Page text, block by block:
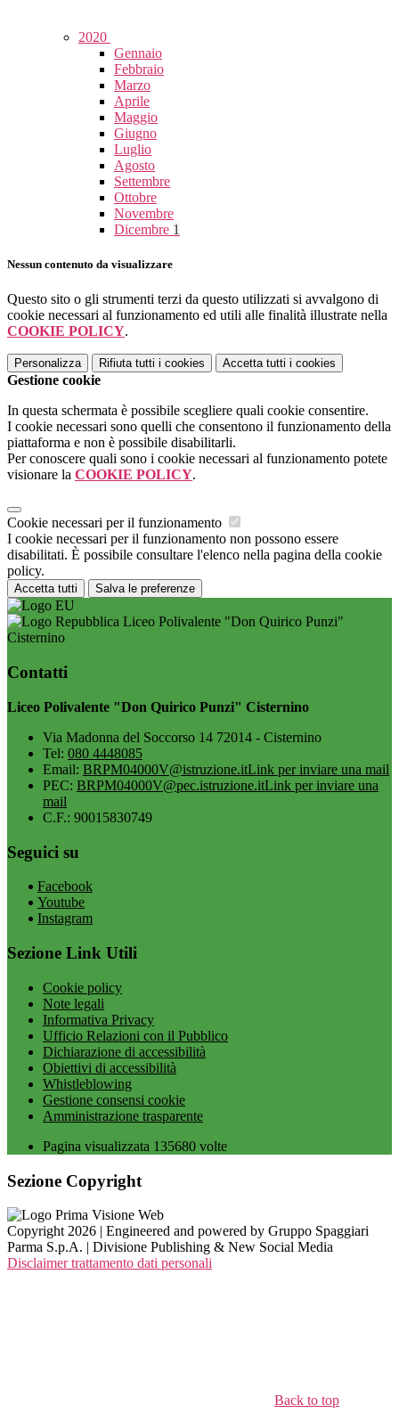
2020
Gennaio
Febbraio
Marzo
Aprile
Maggio
Giugno
Luglio
Agosto
Settembre
Ottobre
Novembre
Dicembre 1
Nessun contenuto da visualizzare
Questo sito o gli strumenti terzi da questo utilizzati si avvalgono di
cookie necessari al funzionamento ed utili alle finalità illustrate nella
COOKIE POLICY.
Personalizza Rifiuta tutti i cookies Accetta tutti i cookies
Gestione cookie
In questa schermata è possibile scegliere quali cookie consentire.
I cookie necessari sono quelli che consentono il funzionamento della
piattaforma e non è possibile disabilitarli.
Per conoscere quali sono i cookie necessari al funzionamento potete
visionare la COOKIE POLICY.
Cookie necessari per il funzionamento
I cookie necessari per il funzionamento non possono essere
disabilitati. È possibile consultare l'elenco nella pagina della cookie
policy.
Accetta tutti Salva le preferenze
Liceo Polivalente "Don Quirico Punzi"
Cisternino
Contatti
Liceo Polivalente "Don Quirico Punzi" Cisternino
Via Madonna del Soccorso 14 72014 - Cisternino
Tel: 080 4448085
Email: BRPM04000V@istruzione.itLink per inviare una mail
PEC: BRPM04000V@pec.istruzione.itLink per inviare una
mail
C.F.: 90015830749
Seguici su
Facebook
Youtube
Instagram
Sezione Link Utili
Cookie policy
Note legali
Informativa Privacy
Ufficio Relazioni con il Pubblico
Dichiarazione di accessibilità
Obiettivi di accessibilità
Whistleblowing
Gestione consensi cookie
Amministrazione trasparente
Pagina visualizzata 135680 volte
Sezione Copyright
Copyright 2026 | Engineered and powered by Gruppo Spaggiari
Parma S.p.A. | Divisione Publishing & New Social Media
Disclaimer trattamento dati personali
Back to top